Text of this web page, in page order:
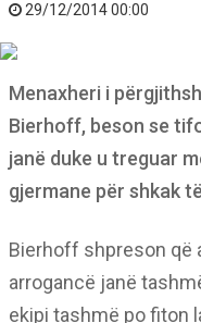
29/12/2014 00:00
Menaxheri i
Bierhoff, beson se
janë duke u treguar
gjermane për shkak
Bierhoff shpreson që
arrogancë janë
ekipi tashmë po fiton